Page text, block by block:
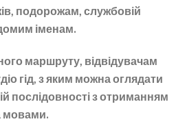
подорожам, службовій
іменам.
маршруту, відвідувачам
гід, з яким можна оглядати
послідовності з отриманням
мовами.